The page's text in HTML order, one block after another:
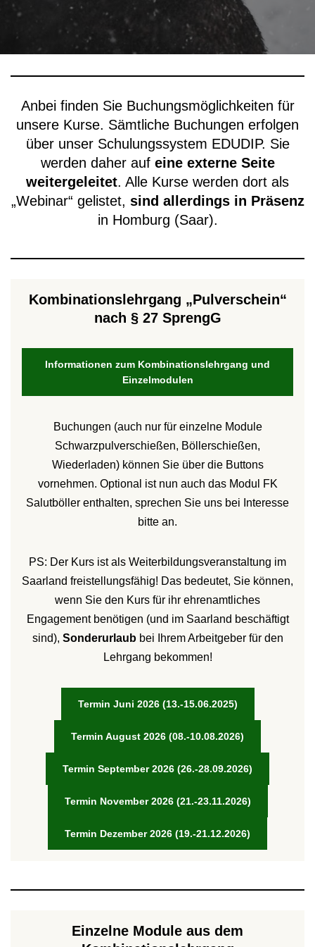
Anbei finden Sie Buchungsmöglichkeiten für
unsere Kurse. Sämtliche Buchungen erfolgen
über unser Schulungssystem EDUDIP. Sie
werden daher auf eine externe Seite
weitergeleitet. Alle Kurse werden dort als
„Webinar“ gelistet, sind allerdings in Präsenz
in Homburg (Saar).
Kombinationslehrgang „Pulverschein“
nach § 27 SprengG
Informationen zum Kombinationslehrgang und
Einzelmodulen
Buchungen (auch nur für einzelne Module
Schwarzpulverschießen, Böllerschießen,
Wiederladen) können Sie über die Buttons
vornehmen. Optional ist nun auch das Modul FK
Salutböller enthalten, sprechen Sie uns bei Interesse
bitte an.
PS: Der Kurs ist als Weiterbildungsveranstaltung im
Saarland freistellungsfähig! Das bedeutet, Sie können,
wenn Sie den Kurs für ihr ehrenamtliches
Engagement benötigen (und im Saarland beschäftigt
sind), Sonderurlaubbei Ihrem Arbeitgeber für den
Lehrgang bekommen!
Termin Juni 2026 (13.-15.06.2025)
Termin August 2026 (08.-10.08.2026)
Termin September 2026 (26.-28.09.2026)
Termin November 2026 (21.-23.11.2026)
Termin Dezember 2026 (19.-21.12.2026)
Einzelne Module aus dem